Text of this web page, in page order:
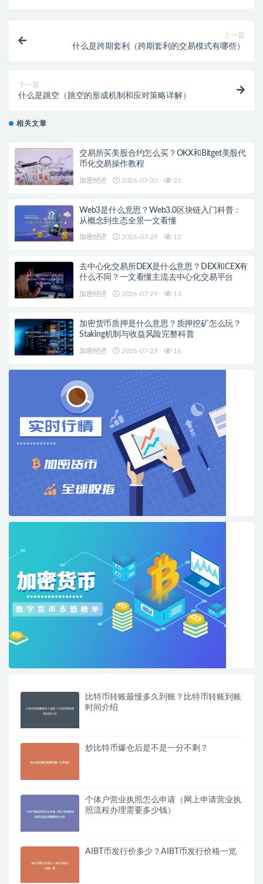
上一篇
什么是跨期套利（跨期套利的交易模式有哪些）
下一篇
什么是跳空（跳空的形成机制和应对策略详解）
相关文章
交易所买美股合约怎么买？OKX和Bitget美股代
币化交易操作教程
加密经济 2026-07-30 21
Web3是什么意思？Web3.0区块链入门科普：
从概念到生态全景一文看懂
加密经济 2026-07-29 12
去中心化交易所DEX是什么意思？DEX和CEX有
什么不同？一文看懂主流去中心化交易平台
加密经济 2026-07-29 13
加密货币质押是什么意思？质押挖矿怎么玩？
Staking机制与收益风险完整科普
加密经济 2026-07-29 16
比特币转账最慢多久到账？比特币转账到账
时间介绍
炒比特币爆仓后是不是一分不剩？
个体户营业执照怎么申请（网上申请营业执
照流程办理需要多少钱）
AIBT币发行价多少？AIBT币发行价格一览